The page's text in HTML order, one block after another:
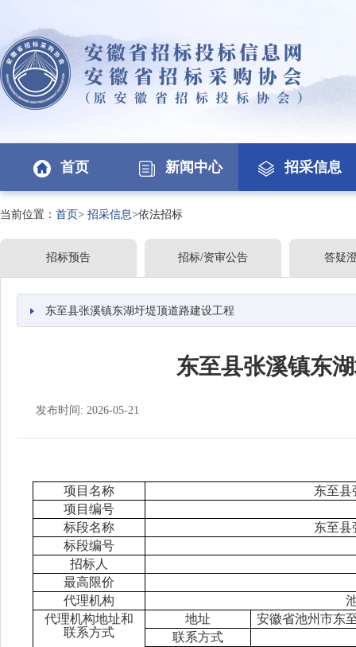
首页 新闻中心 招采信息
当前位置： 首页> 招采信息>依法招标
招标预告 招标/资审公告 答疑
东至县张溪镇东湖圩堤顶道路建设工程
东至县张溪镇东
发布时间: 2026-05-21
项目名称
东至县
项目编号
标段名称
东至县
标段编号
招标人
最高限价
代理机构
代理机构地址和
联系方式
地址 安徽省池州市东
联系方式